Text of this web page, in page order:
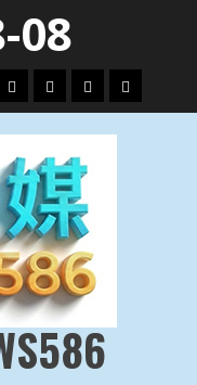
08
政
治
國
際
運
動
生
活